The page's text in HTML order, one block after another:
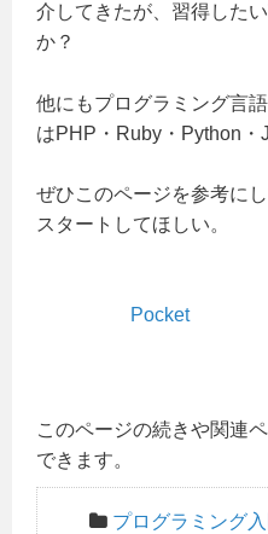
介してきたが、習得した
か？
他にもプログラミング言
はPHP・Ruby・Python・
ぜひこのページを参考に
スタートしてほしい。
Pocket
このページの続きや関連
できます。
プログラミング